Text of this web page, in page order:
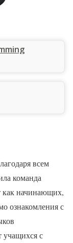
всем
команда
как начинающих,
ознакомления с
учащихся с